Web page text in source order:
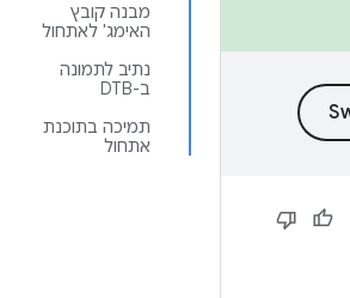
מבנה קובץ
האימג' לאתחול
נתיב לתמונה
ב-DTB
תמיכה בתוכנת
אתחול